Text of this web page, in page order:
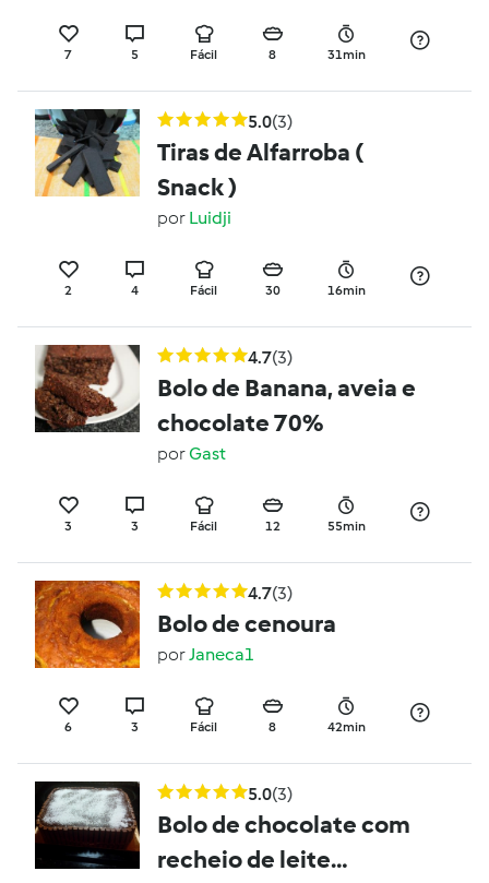
7 5 Fácil 8 31min
5.0(3)
Tiras de Alfarroba (
Snack )
por Luidji
2 4 Fácil 30 16min
4.7(3)
Bolo de Banana, aveia e
chocolate 70%
porGast
3 3 Fácil 12 55min
4.7(3)
Bolo de cenoura
porJaneca1
6 3 Fácil 8 42min
5.0(3)
Bolo de chocolate com
recheio de leite